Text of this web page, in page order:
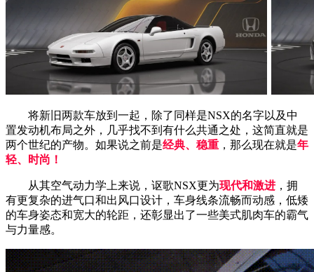
将新旧两款车放到一起，除了同样是NSX的名字以及中
置发动机布局之外，几乎找不到有什么共通之处，这简直就是
两个世纪的产物。如果说之前是经典、稳重 ，那么现在就是年
轻、时尚！
从其空气动力学上来说，讴歌NSX更为现代和激进 ，拥
有更复杂的进气口和出风口设计，车身线条流畅而动感，低矮
的车身姿态和宽大的轮距，还彰显出了一些美式肌肉车的霸气
与力量感。